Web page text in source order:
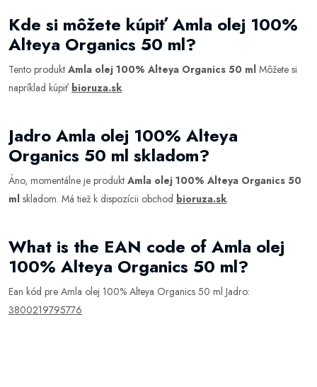
Kde si môžete kúpiť Amla olej 100%
Alteya Organics 50 ml?
Tento produkt Amla olej 100% Alteya Organics 50 ml Môžete si
napríklad kúpiť bioruza.sk.
Jadro Amla olej 100% Alteya
Organics 50 ml skladom?
Áno, momentálne je produkt Amla olej 100% Alteya Organics 50
ml skladom. Má tiež k dispozícii obchod bioruza.sk.
What is the EAN code of Amla olej
100% Alteya Organics 50 ml?
Ean kód pre Amla olej 100% Alteya Organics 50 ml Jadro:
3800219795776